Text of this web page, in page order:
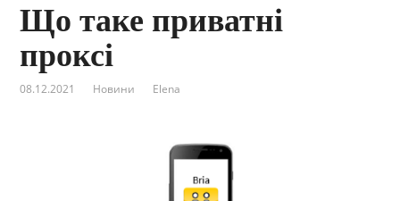
Що таке приватні
проксі
08.12.2021 Новини Elena